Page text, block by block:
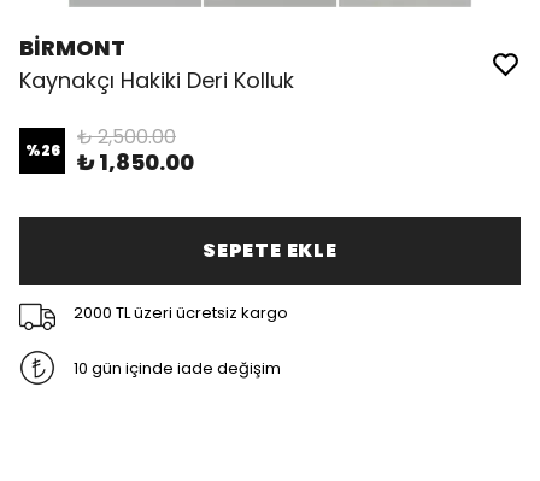
BİRMONT
Kaynakçı Hakiki Deri Kolluk
%26 ₺ 2,500.00
₺ 1,850.00
SEPETE EKLE
2000 TL üzeri ücretsiz kargo
10 gün içinde iade değişim